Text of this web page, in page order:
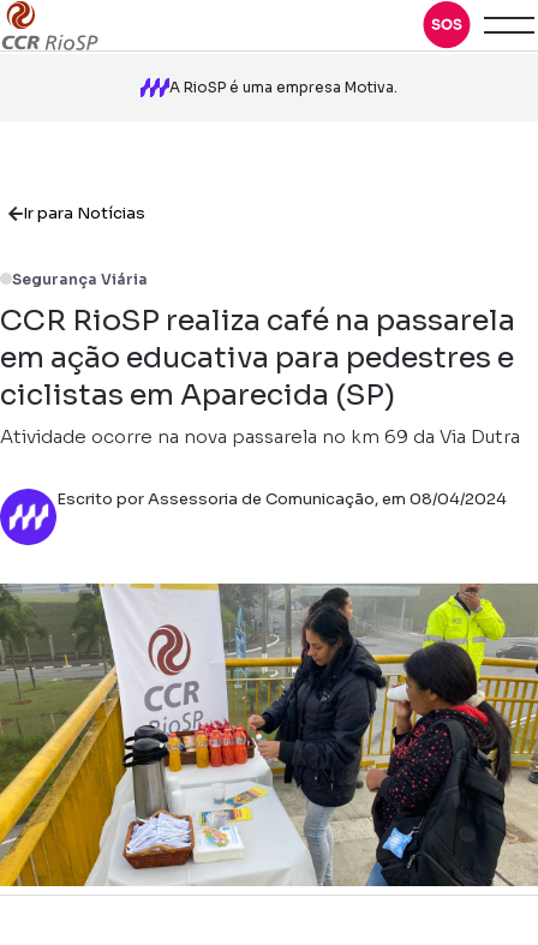
A RioSP é uma empresa Motiva.
Ir para Notícias
Segurança Viária
CCR RioSP realiza café na passarela
em ação educativa para pedestres e
ciclistas em Aparecida (SP)
Atividade ocorre na nova passarela no km 69 da Via Dutra
Escrito por Assessoria de Comunicação, em 08/04/2024